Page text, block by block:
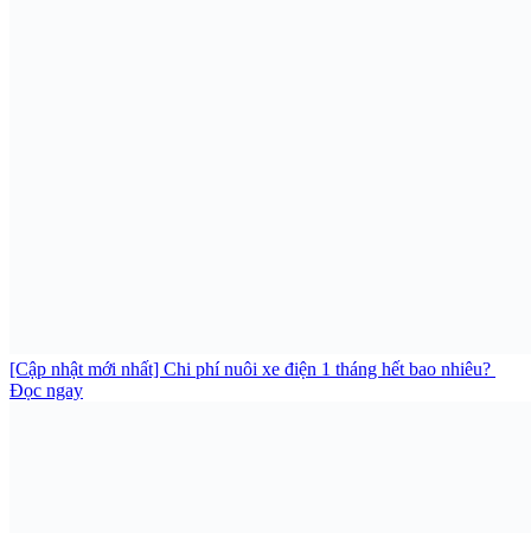
[Cập nhật mới nhất] Chi phí nuôi xe điện 1 tháng hết bao nhiêu?
Đọc ngay